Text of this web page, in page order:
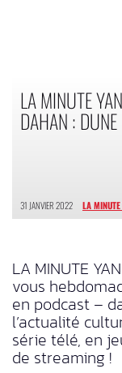
LA MINUTE
DAHAN : DUNE
31 JANVIER 2022 LA
LA MINUTE
vous
en podcast –
l’actualité
série télé, en
de streaming !